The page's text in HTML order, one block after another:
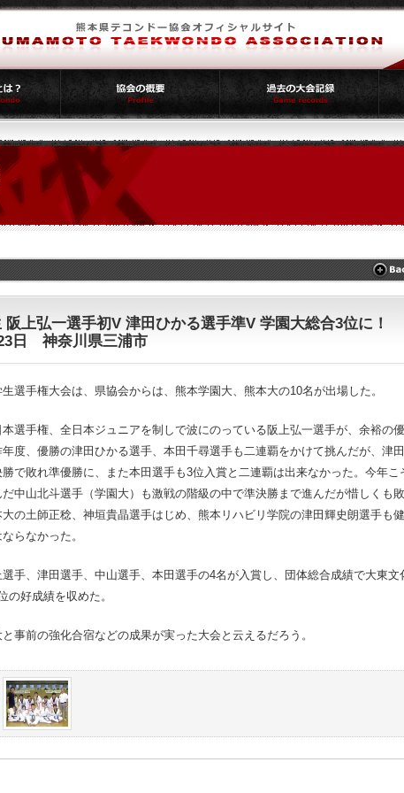
阪上弘一選手初V 津田ひかる選手準V 学園大総合3位に！
日 神奈川県三浦市
選手権大会は、県協会からは、熊本学園大、熊本大の10名が出場した。
選手権、全日本ジュニアを制しで波にのっている阪上弘一選手が、余裕の
年度、優勝の津田ひかる選手、本田千尋選手も二連覇をかけて挑んだが、津
で敗れ準優勝に、また本田選手も3位入賞と二連覇は出来なかった。今年こ
中山北斗選手（学園大）も激戦の階級の中で準決勝まで進んだが惜しくも
大の土師正稔、神垣貴晶選手はじめ、熊本リハビリ学院の津田輝史朗選手も
らなかった。
手、津田選手、中山選手、本田選手の4名が入賞し、団体総合成績で大東文
の好成績を収めた。
事前の強化合宿などの成果が実った大会と云えるだろう。